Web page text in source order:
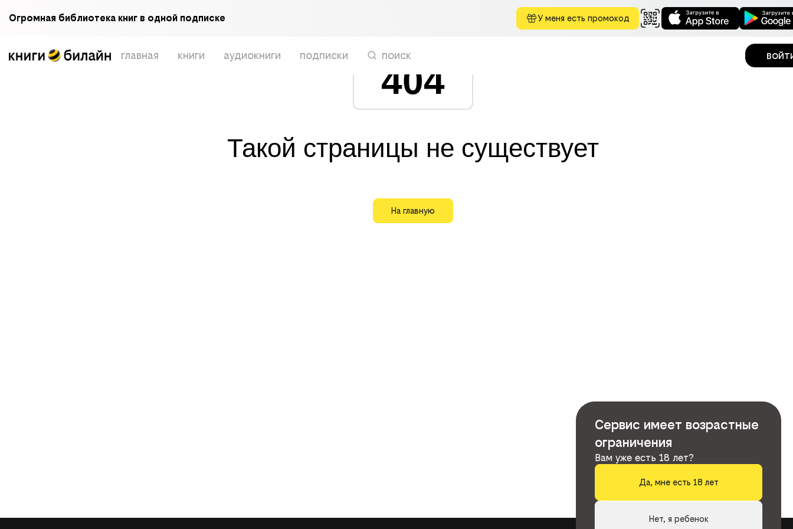
Огромная библиотека книг в одной подписке У меня есть промокод
главная книги аудиокниги подписки поиск
404
Такой страницы не существует
На главную
Сервис имеет возрастные
ограничения
Вам уже есть 18 лет?
Да, мне есть 18 лет
Нет, я ребенок